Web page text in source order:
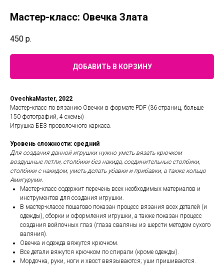
Мастер-класс: Овечка Злата
450 р.
ДОБАВИТЬ В КОРЗИНУ
OvechkaMaster, 2022
Мастер-класс по вязанию Овечки в формате PDF (36 страниц, больше
150 фотографий, 4 схемы)
Игрушка БЕЗ проволочного каркаса.
Уровень сложности: средний
Для создания данной игрушки нужно уметь вязать крючком
воздушные петли, столбики без накида, соединительные столбики,
столбики с накидом, уметь делать убавки и прибавки, а также кольцо
Амигуруми.
Мастер-класс содержит перечень всех необходимых материалов и
инструментов для создания игрушки.
В мастер-классе пошагово показан процесс вязания всех деталей (и
одежды), сборки и оформления игрушки, а также показан процесс
создания войлочных глаз (глаза сваляны из шерсти методом сухого
валяния).
Овечка и одежда вяжутся крючком.
Все детали вяжутся крючком по спирали (кроме одежды).
Мордочка, руки, ноги и хвост ввязываются; уши пришиваются.